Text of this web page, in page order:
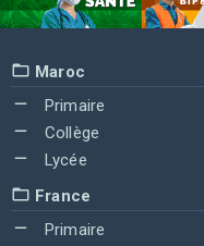
Maroc
Primaire
Collège
Lycée
France
Primaire